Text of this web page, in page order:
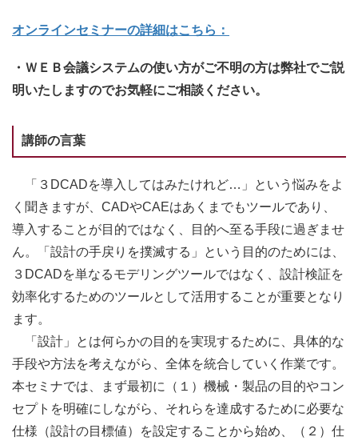
オンラインセミナーの詳細はこちら：
・ＷＥＢ会議システムの使い方がご不明の方は弊社でご説
明いたしますのでお気軽にご相談ください。
講師の言葉
「３DCADを導入してはみたけれど…」という悩みをよ
く聞きますが、CADやCAEはあくまでもツールであり、
導入することが目的ではなく、目的へ至る手段に過ぎませ
ん。「設計の手戻りを撲滅する」という目的のためには、
３DCADを単なるモデリングツールではなく、設計検証を
効率化するためのツールとして活用することが重要となり
ます。
「設計」とは何らかの目的を実現するために、具体的な
手段や方法を考えながら、全体を統合していく作業です。
本セミナでは、まず最初に（１）機械・製品の目的やコン
セプトを明確にしながら、それらを達成するために必要な
仕様（設計の目標値）を設定することから始め、（２）仕